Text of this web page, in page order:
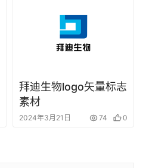
拜迪生物logo矢量标志
素材
2024年3月21日 74 0